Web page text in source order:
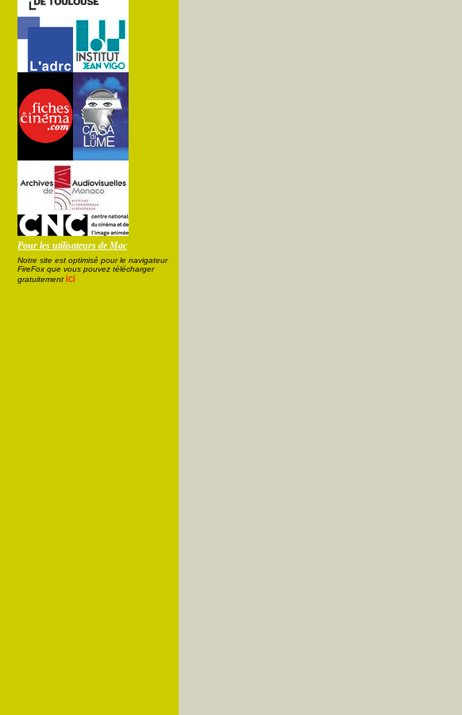
Pour les utilisateurs de Mac
Notre site est optimisé pour le navigateur
FireFox que vous pouvez télécharger
gratuitement ici